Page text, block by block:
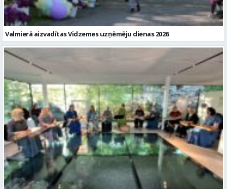
Valmierā aizvadītas Vidzemes uzņēmēju dienas 2026